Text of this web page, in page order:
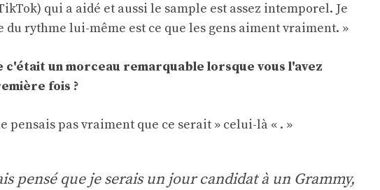
qui a aidé et aussi le sample est assez intemporel. Je
du rythme lui-même est ce que les gens aiment vraiment. »
c'était un morceau remarquable lorsque vous l'avez
fois ?
pensais pas vraiment que ce serait » celui-là « . »
pensé que je serais un jour candidat à un Grammy,